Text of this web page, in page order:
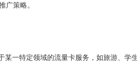
广策略。
一特定领域的流量卡服务，如旅游、学生